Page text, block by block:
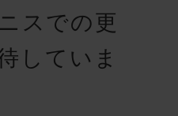
スでの更
していま